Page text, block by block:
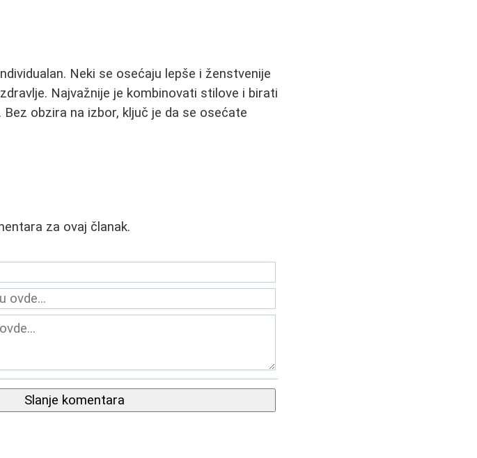
Neki se osećaju lepše i ženstvenije
Najvažnije je kombinovati stilove i birati
obzira na izbor, ključ je da se osećate
za ovaj članak.
Slanje komentara